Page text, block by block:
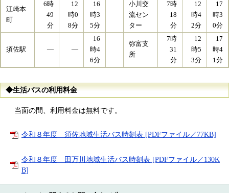
江崎本
町
6時
49
分
12
時0
8分
16
時3
5分
小川交
流セン
ター
7時
18
分
12
時4
2分
17
時3
0分
須佐駅 ― ―
16
時4
6分
弥富支
所
7時
31
分
12
時5
3分
17
時4
1分
◆生活バスの利用料金
当面の間、利用料金は無料です。
令和８年度 須佐地域生活バス時刻表 [PDFファイル／77KB]
令和８年度 田万川地域生活バス時刻表 [PDFファイル／130K
B]